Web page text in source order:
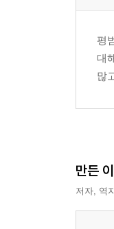
평
대
많
만든
저자, 역